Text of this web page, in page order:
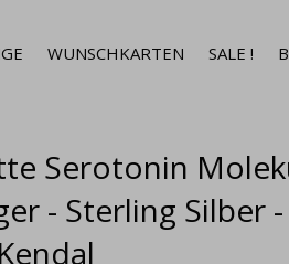
WUNSCHKARTEN SALE !
Serotonin
- Sterling Silber -